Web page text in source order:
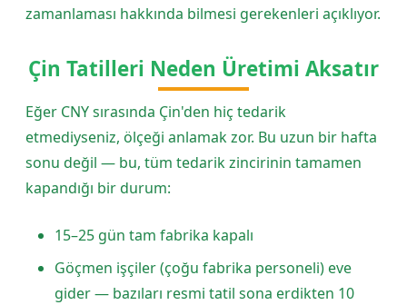
zamanlaması hakkında bilmesi gerekenleri açıklıyor.
Çin Tatilleri Neden Üretimi Aksatır
Eğer CNY sırasında Çin'den hiç tedarik
etmediyseniz, ölçeği anlamak zor. Bu uzun bir hafta
sonu değil — bu, tüm tedarik zincirinin tamamen
kapandığı bir durum:
15–25 gün tam fabrika kapalı
Göçmen işçiler (çoğu fabrika personeli) eve
gider — bazıları resmi tatil sona erdikten 10